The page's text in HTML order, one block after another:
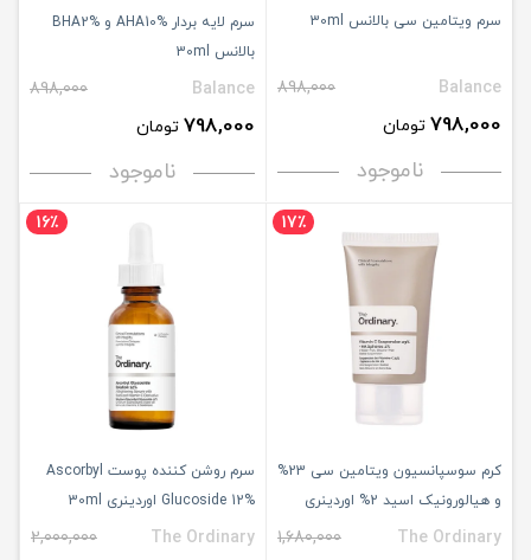
سرم ویتامین سی بالانس 30ml
Balance
898,000
798,000 تومان
ناموجود
سرم لایه بردار AHA10% و BHA2%
بالانس 30ml
Balance
898,000
798,000 تومان
ناموجود
17٪
کرم سوسپانسیون ویتامین سی 23%
و هیالورونیک اسید 2% اوردینری
30ml
The Ordinary
1,680,000
16٪
سرم روشن کننده پوست Ascorbyl
Glucoside 12% اوردینری 30ml
The Ordinary
2,000,000